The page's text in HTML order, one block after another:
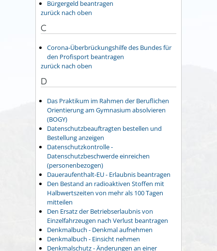
Bürgergeld beantragen
zurück nach oben
C
Corona-Überbrückungshilfe des Bundes für
den Profisport beantragen
zurück nach oben
D
Das Praktikum im Rahmen der Beruflichen
Orientierung am Gymnasium absolvieren
(BOGY)
Datenschutzbeauftragten bestellen und
Bestellung anzeigen
Datenschutzkontrolle -
Datenschutzbeschwerde einreichen
(personenbezogen)
Daueraufenthalt-EU - Erlaubnis beantragen
Den Bestand an radioaktiven Stoffen mit
Halbwertszeiten von mehr als 100 Tagen
mitteilen
Den Ersatz der Betriebserlaubnis von
Einzelfahrzeugen nach Verlust beantragen
Denkmalbuch - Denkmal aufnehmen
Denkmalbuch - Einsicht nehmen
Denkmalschutz - Änderungen an einer